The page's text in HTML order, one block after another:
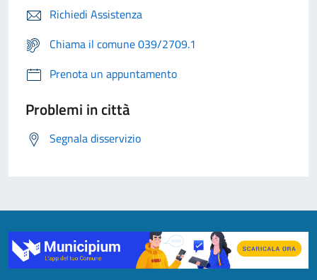
Richiedi Assistenza
Chiama il comune 039/2709.1
Prenota un appuntamento
Problemi in città
Segnala disservizio